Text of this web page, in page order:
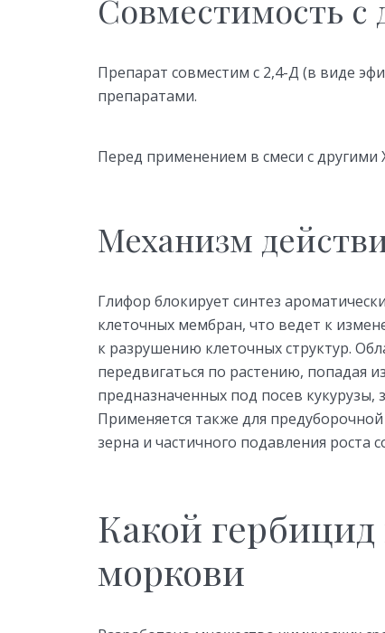
Совместимость
Препарат совместим с 2,4-Д (в виде
препаратами.
Перед применением в смеси с другими
Механизм
Глифор блокирует синтез
клеточных мембран, что ведет к
к разрушению клеточных структур.
передвигаться по растению, попадая
предназначенных под посев
Применяется также для
зерна и частичного подавления роста
Какой гербицид
моркови